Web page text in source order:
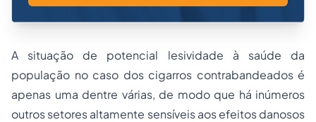
A situação de potencial lesividade à saúde da
população no caso dos cigarros contrabandeados é
apenas uma dentre várias, de modo que há inúmeros
outros setores altamente sensíveis aos efeitos danosos